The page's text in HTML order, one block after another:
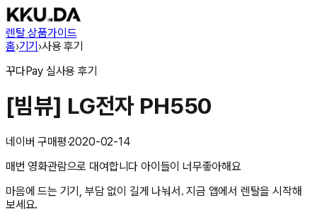
렌탈 상품가이드
홈›기기›사용 후기
꾸다Pay 실사용 후기
[빔뷰] LG전자 PH550
네이버 구매평·2020-02-14
매번 영화관람으로 대여합니다 아이들이 너무좋아해요
마음에 드는 기기, 부담 없이 길게 나눠서. 지금 앱에서 렌탈을 시작해
보세요.